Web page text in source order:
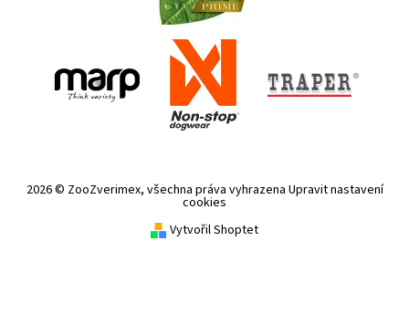
2026 © ZooZverimex, všechna práva vyhrazena Upravit nastavení
cookies
Vytvořil Shoptet